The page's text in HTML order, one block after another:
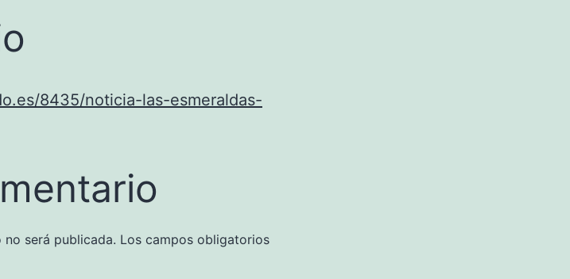
8435/noticia-las-esmeraldas-
será publicada. Los campos obligatorios